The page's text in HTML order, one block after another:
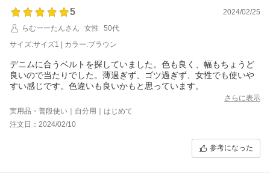
5
2024/02/25
らむーーたんさん
女性
50代
サイズ:サイズ1 | カラー:ブラウン
デニムに合うベルトを探していました。色も良く、幅もちょうど
良いので当たりでした。薄過ぎず、ゴツ過ぎず、女性でも使いや
すい感じです。色違いも良いかもと思っています。
さらに表示
実用品・普段使い｜自分用｜はじめて
注文日：2024/02/10
参考になった